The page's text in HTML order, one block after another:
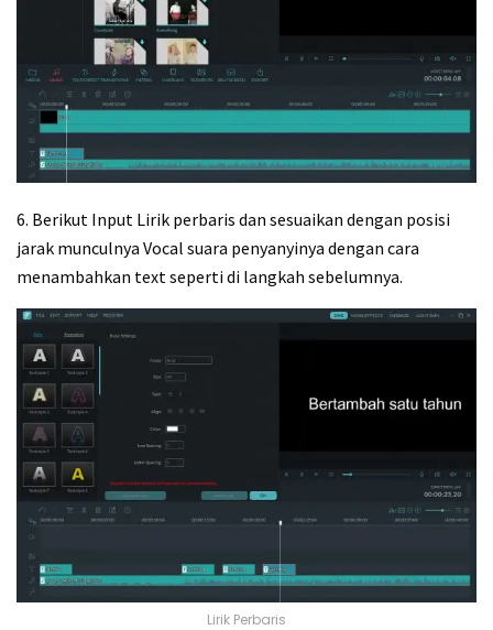
6. Berikut Input Lirik perbaris dan sesuaikan dengan posisi
jarak munculnya Vocal suara penyanyinya dengan cara
menambahkan text seperti di langkah sebelumnya.
Lirik Perbaris